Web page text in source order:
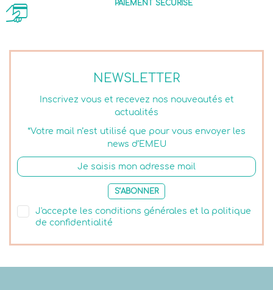
NEWSLETTER
Inscrivez vous et recevez nos nouveautés et
actualités
*Votre mail n’est utilisé que pour vous envoyer les
news d’EMEU
S’ABONNER
J'accepte les conditions générales et la politique
de confidentialité
PAIEMENT SÉCURISÉ